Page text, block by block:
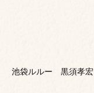
池袋ルルー 黒須孝宏